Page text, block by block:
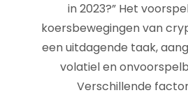
in 2023?” Het
koersbewegingen van
een uitdagende taak,
volatiel en
Verschillende